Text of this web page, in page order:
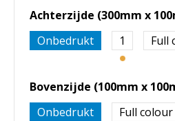
Achterzijde (300mm x
Onbedrukt
1 Full
Bovenzijde (100mm x
Onbedrukt
Full colour